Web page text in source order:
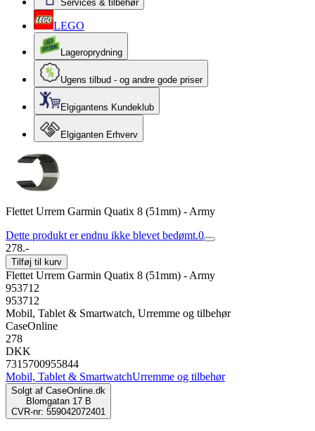
Services & tilbehør
LEGO
Lageroprydning
Ugens tilbud - og andre gode priser
Elgigantens Kundeklub
Elgiganten Erhverv
Flettet Urrem Garmin Quatix 8 (51mm) - Army
Dette produkt er endnu ikke blevet bedømt.0
278.-
Tilføj til kurv
Flettet Urrem Garmin Quatix 8 (51mm) - Army
953712
953712
Mobil, Tablet & Smartwatch, Urremme og tilbehør
CaseOnline
278
DKK
7315700955844
Mobil, Tablet & SmartwatchUrremme og tilbehør
Solgt af CaseOnline.dk
Blomgatan 17 B
CVR-nr: 559042072401